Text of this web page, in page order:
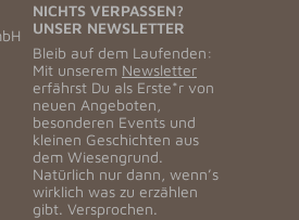
NICHTS VERPASSEN?
UNSER NEWSLETTER
Bleib auf dem Laufenden:
Mit unserem Newsletter
erfährst Du als Erste*r von
neuen Angeboten,
besonderen Events und
kleinen Geschichten aus
dem Wiesengrund.
Natürlich nur dann, wenn’s
wirklich was zu erzählen
gibt. Versprochen.